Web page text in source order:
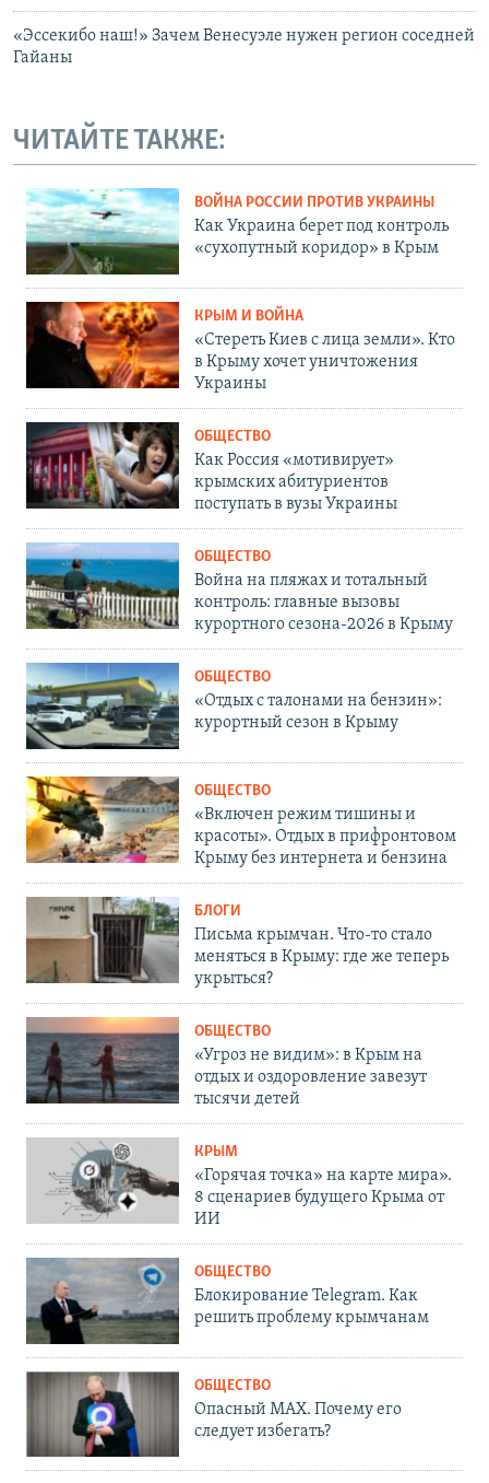
«Эссекибо наш!» Зачем Венесуэле нужен регион соседней
Гайаны
ЧИТАЙТЕ ТАКЖЕ:
ВОЙНА РОССИИ ПРОТИВ УКРАИНЫ
Как Украина берет под контроль
«сухопутный коридор» в Крым
КРЫМ И ВОЙНА
«Стереть Киев с лица земли». Кто
в Крыму хочет уничтожения
Украины
ОБЩЕСТВО
Как Россия «мотивирует»
крымских абитуриентов
поступать в вузы Украины
ОБЩЕСТВО
Война на пляжах и тотальный
контроль: главные вызовы
курортного сезона-2026 в Крыму
ОБЩЕСТВО
«Отдых с талонами на бензин»:
курортный сезон в Крыму
ОБЩЕСТВО
«Включен режим тишины и
красоты». Отдых в прифронтовом
Крыму без интернета и бензина
БЛОГИ
Письма крымчан. Что-то стало
меняться в Крыму: где же теперь
укрыться?
ОБЩЕСТВО
«Угроз не видим»: в Крым на
отдых и оздоровление завезут
тысячи детей
КРЫМ
«Горячая точка» на карте мира».
8 сценариев будущего Крыма от
ИИ
ОБЩЕСТВО
Блокирование Telegram. Как
решить проблему крымчанам
ОБЩЕСТВО
Опасный MAX. Почему его
следует избегать?